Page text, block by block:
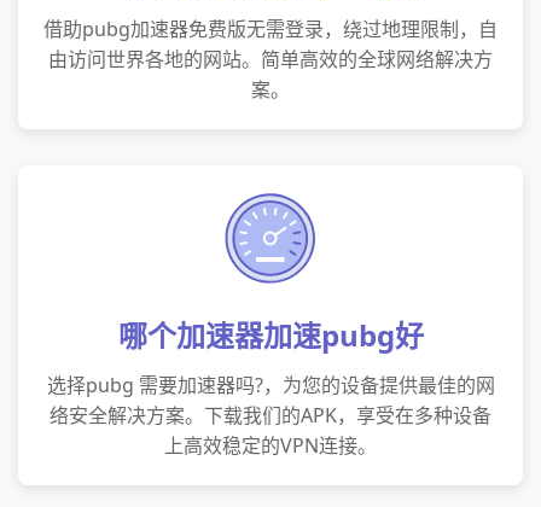
借助pubg加速器免费版无需登录，绕过地理限制，自
由访问世界各地的网站。简单高效的全球网络解决方
案。
哪个加速器加速pubg好
选择pubg 需要加速器吗?，为您的设备提供最佳的网
络安全解决方案。下载我们的APK，享受在多种设备
上高效稳定的VPN连接。